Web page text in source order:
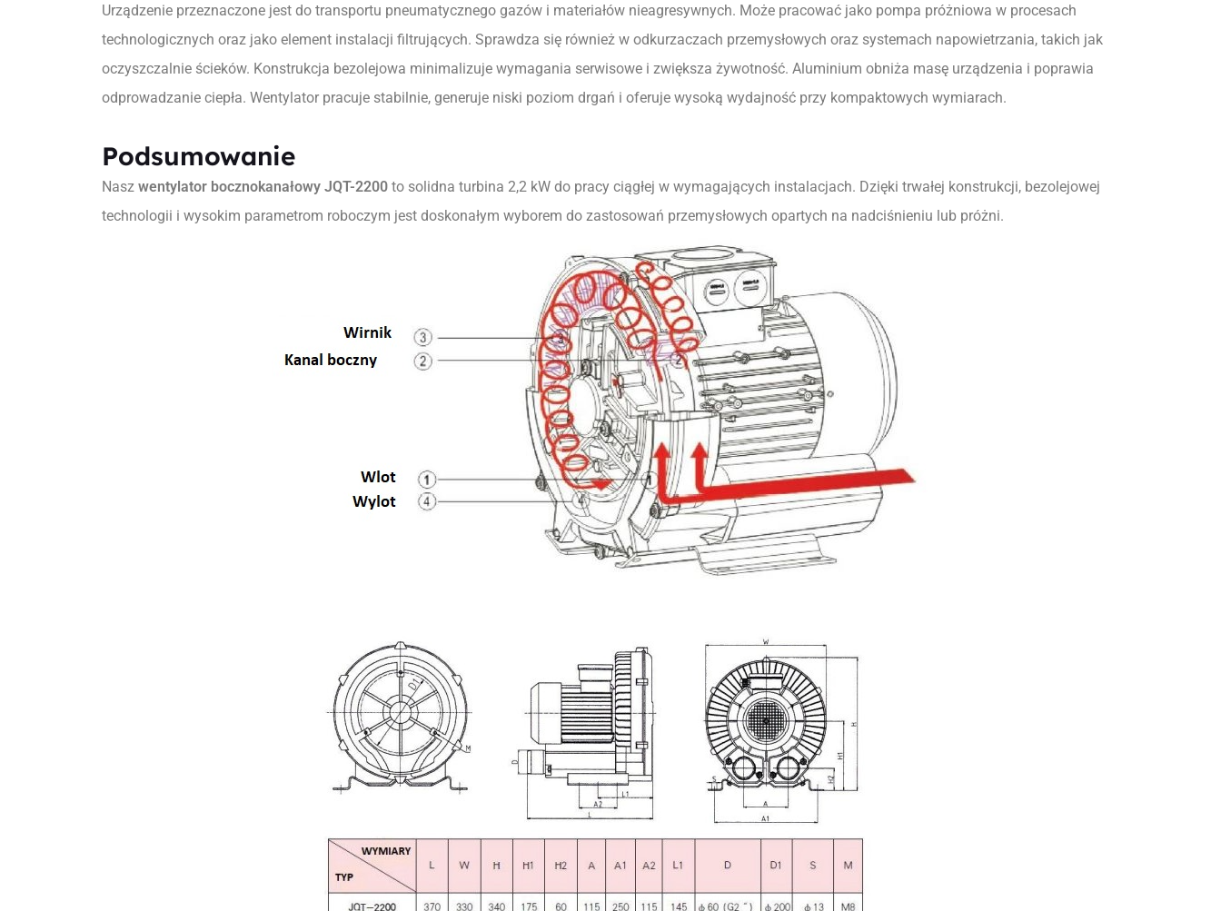
Urządzenie przeznaczone jest do transportu pneumatycznego gazów i materiałów nieagresywnych. Może pracować jako pompa próżniowa w procesach
technologicznych oraz jako element instalacji filtrujących. Sprawdza się również w odkurzaczach przemysłowych oraz systemach napowietrzania, takich jak
oczyszczalnie ścieków. Konstrukcja bezolejowa minimalizuje wymagania serwisowe i zwiększa żywotność. Aluminium obniża masę urządzenia i poprawia
odprowadzanie ciepła. Wentylator pracuje stabilnie, generuje niski poziom drgań i oferuje wysoką wydajność przy kompaktowych wymiarach.
Podsumowanie
Nasz wentylator bocznokanałowy JQT-2200 to solidna turbina 2,2 kW do pracy ciągłej w wymagających instalacjach. Dzięki trwałej konstrukcji, bezolejowej
technologii i wysokim parametrom roboczym jest doskonałym wyborem do zastosowań przemysłowych opartych na nadciśnieniu lub próżni.